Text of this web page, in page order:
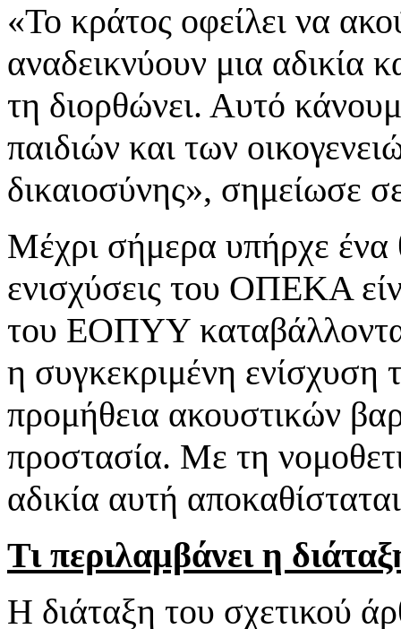
«Το κράτος οφείλει να
αναδεικνύουν μια αδικία
τη διορθώνει. Αυτό
παιδιών και των
δικαιοσύνης», σημείωσε
Μέχρι σήμερα υπήρχε ένα
ενισχύσεις του ΟΠΕΚΑ
του ΕΟΠΥΥ
η συγκεκριμένη ενίσχυση
προμήθεια ακουστικών
προστασία. Με τη
αδικία αυτή
Τι περιλαμβάνει η
Η διάταξη του σχετικού